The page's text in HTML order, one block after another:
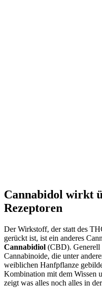
Cannabidol wirkt
Rezeptoren
Der Wirkstoff, der statt des
gerückt ist, ist ein anderes
Cannabidiol (CBD). Generell
Cannabinoide, die unter
weiblichen Hanfpflanze
Kombination mit dem Wissen
zeigt was alles noch alles in